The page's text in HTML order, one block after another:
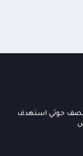
بقصف حوثي استهدف